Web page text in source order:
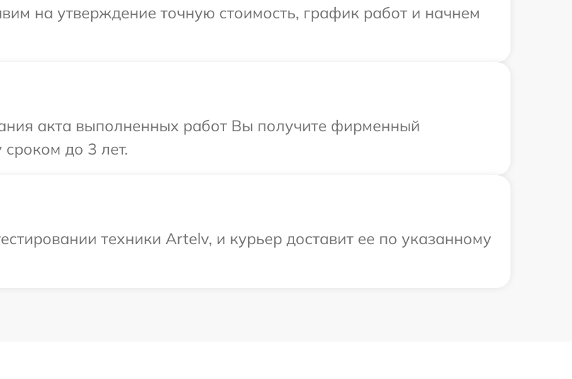
на утверждение точную стоимость, график работ и начнем
акта выполненных работ Вы получите фирменный
до 3 лет.
техники Artelv, и курьер доставит ее по указанному